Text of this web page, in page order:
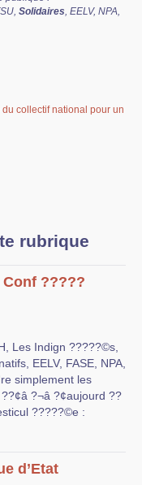
Solidaires, EELV, NPA,
du collectif national pour un
rubrique
Conf ?????
Les Indign ?????©s,
EELV, FASE, NPA,
simplement les
?¬â ?¢aujourd ??
?????©e :
d’Etat